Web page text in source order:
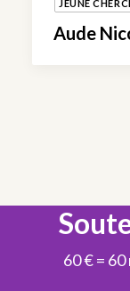
JEUNE
Aude
60 € =